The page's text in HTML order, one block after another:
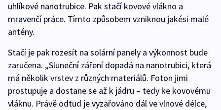
uhlíkové nanotrubice. Pak stačí kovové vlákno a
mravenčí práce. Tímto způsobem vzniknou jakési malé
antény.
Stačí je pak rozesít na solární panely a výkonnost bude
zaručena. „Sluneční záření dopadá na nanotrubici, která
má několik vrstev z různých materiálů. Foton jimi
prostupuje a dostane se až k jádru – tedy ke kovovému
vláknu. Právě odtud je vyzařováno dál ve vlnové délce,